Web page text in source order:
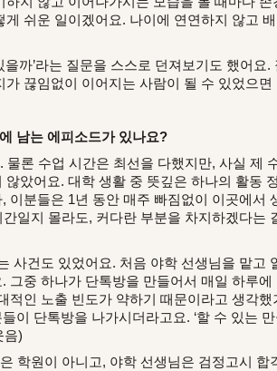
쉬운 일이겠어요. 나이에 연연하지 않고
까’라는 질문을 스스로 던져보기도 했어
끊임없이 이어지는 사람이 될 수 있었으
남는 에피소드가 있나요?
론 수업 시간은 최선을 다했지만, 사실 제
았어요. 대학 생활 중 뜻깊은 하나의 활동
이분들은 1년 동안 매주 빠짐없이 이곳에서
일지 몰라도, 커다란 부분을 차지하겠다는
사건도 있었어요. 처음 야학 선생님을 맡고
그중 하나가 단톡방을 만들어서 매일 하루
적인 노출 빈도가 약하기 때문이라고 생각
이 단톡방을 나가시더라고요. ‘할 수 있는
음)
학원이 아니고, 야학 선생님은 검정고시